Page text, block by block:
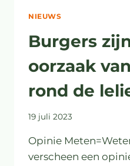
NIEUWS
Burgers
oorzaak
rond de
19 juli 2023
Opinie
verscheen een